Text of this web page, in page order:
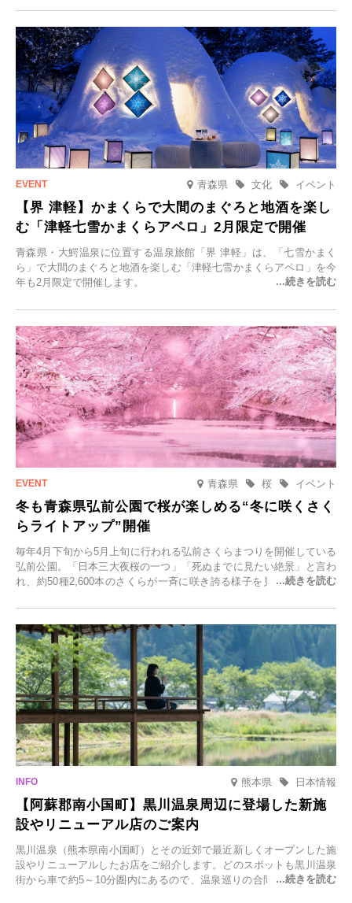
一組限定の宿だからこそ叶う、大切な人との特別な時間を体験いただ
けます。
青森県 イベント
文化
【界 津軽】かまくらで大間のまぐろと地酒を楽し
む「津軽七雪かまくらアペロ」2月限定で開催
青森県・大鰐温泉に位置する温泉旅館「界 津軽」は、「七雪かまく
ら」で大間のまぐろと地酒を楽しむ「津軽七雪かまくらアペロ」を今
年も2月限定で開催します。
青森県 イベント
桜
冬も青森県弘前公園で桜が楽しめる“冬に咲くさく
らライトアップ”開催
毎年4月下旬から5月上旬に行われる弘前さくらまつりを開催している
弘前公園。「日本三大夜桜の一つ」「死ぬまでに見たい絶景」と言わ
れ、約50種2,600本のさくらが一斉に咲き誇る様子を見に、世界中か
日(月)～2026年2月28日(土)の期間、「冬に咲くさくらライトアップ」
を開催します。
熊本県 日本情報
【阿蘇郡南小国町】黒川温泉周辺に登場した新施
設やリニューアル店のご案内
黒川温泉（熊本県南小国町）とその近郊で最近新しくオープンした施
設やリニューアルしたお店をご紹介します。どのスポットも黒川温泉
街から車で約5～10分圏内にあるので、温泉巡りの合間に気軽に立ち